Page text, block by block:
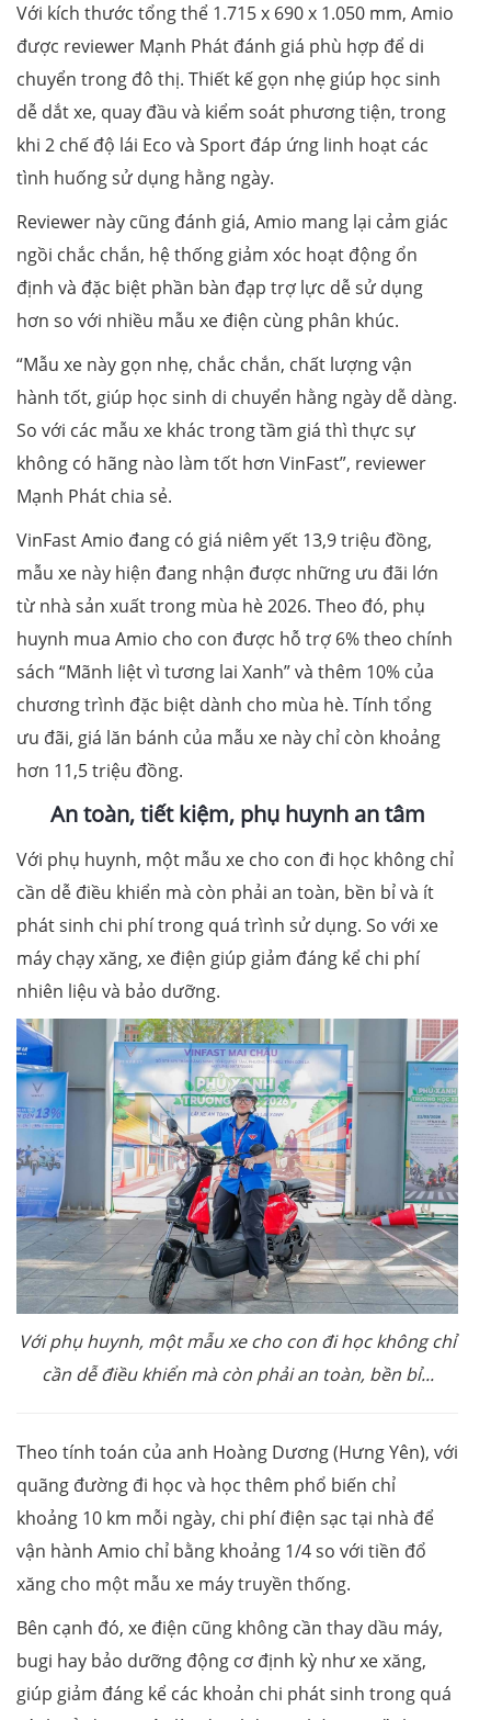
Với kích thước tổng thể 1.715 x 690 x 1.050 mm, Amio
được reviewer Mạnh Phát đánh giá phù hợp để di
chuyển trong đô thị. Thiết kế gọn nhẹ giúp học sinh
dễ dắt xe, quay đầu và kiểm soát phương tiện, trong
khi 2 chế độ lái Eco và Sport đáp ứng linh hoạt các
tình huống sử dụng hằng ngày.
Reviewer này cũng đánh giá, Amio mang lại cảm giác
ngồi chắc chắn, hệ thống giảm xóc hoạt động ổn
định và đặc biệt phần bàn đạp trợ lực dễ sử dụng
hơn so với nhiều mẫu xe điện cùng phân khúc.
“Mẫu xe này gọn nhẹ, chắc chắn, chất lượng vận
hành tốt, giúp học sinh di chuyển hằng ngày dễ dàng.
So với các mẫu xe khác trong tầm giá thì thực sự
không có hãng nào làm tốt hơn VinFast”, reviewer
Mạnh Phát chia sẻ.
VinFast Amio đang có giá niêm yết 13,9 triệu đồng,
mẫu xe này hiện đang nhận được những ưu đãi lớn
từ nhà sản xuất trong mùa hè 2026. Theo đó, phụ
huynh mua Amio cho con được hỗ trợ 6% theo chính
sách “Mãnh liệt vì tương lai Xanh” và thêm 10% của
chương trình đặc biệt dành cho mùa hè. Tính tổng
ưu đãi, giá lăn bánh của mẫu xe này chỉ còn khoảng
hơn 11,5 triệu đồng.
An toàn, tiết kiệm, phụ huynh an tâm
Với phụ huynh, một mẫu xe cho con đi học không chỉ
cần dễ điều khiển mà còn phải an toàn, bền bỉ và ít
phát sinh chi phí trong quá trình sử dụng. So với xe
máy chạy xăng, xe điện giúp giảm đáng kể chi phí
nhiên liệu và bảo dưỡng.
Với phụ huynh, một mẫu xe cho con đi học không chỉ
cần dễ điều khiển mà còn phải an toàn, bền bỉ...
Theo tính toán của anh Hoàng Dương (Hưng Yên), với
quãng đường đi học và học thêm phổ biến chỉ
khoảng 10 km mỗi ngày, chi phí điện sạc tại nhà để
vận hành Amio chỉ bằng khoảng 1/4 so với tiền đổ
xăng cho một mẫu xe máy truyền thống.
Bên cạnh đó, xe điện cũng không cần thay dầu máy,
bugi hay bảo dưỡng động cơ định kỳ như xe xăng,
giúp giảm đáng kể các khoản chi phát sinh trong quá